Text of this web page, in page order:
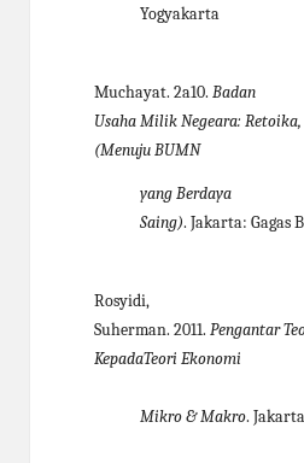
Yogyakarta
Muchayat. 2a10.Badan
Usaha Milik Negeara:
(Menuju BUMN
yang Berdaya
Saing). Jakarta: Gagas
Rosyidi,
Suherman. 2011.Pengantar
KepadaTeori Ekonomi
Mikro & Makro.